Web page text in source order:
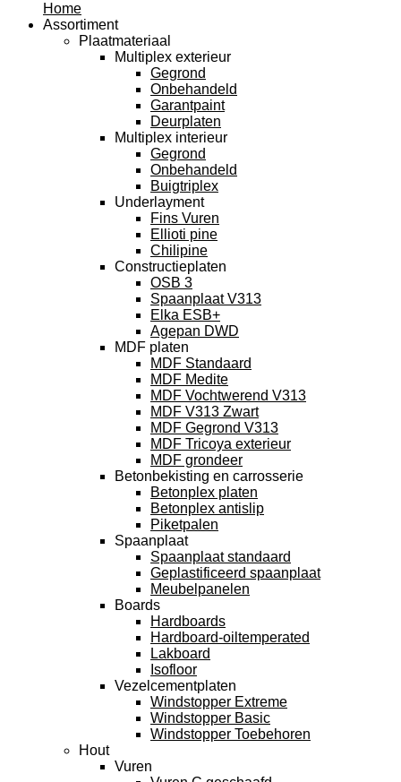
Home
Assortiment
Plaatmateriaal
Multiplex exterieur
Gegrond
Onbehandeld
Garantpaint
Deurplaten
Multiplex interieur
Gegrond
Onbehandeld
Buigtriplex
Underlayment
Fins Vuren
Ellioti pine
Chilipine
Constructieplaten
OSB 3
Spaanplaat V313
Elka ESB+
Agepan DWD
MDF platen
MDF Standaard
MDF Medite
MDF Vochtwerend V313
MDF V313 Zwart
MDF Gegrond V313
MDF Tricoya exterieur
MDF grondeer
Betonbekisting en carrosserie
Betonplex platen
Betonplex antislip
Piketpalen
Spaanplaat
Spaanplaat standaard
Geplastificeerd spaanplaat
Meubelpanelen
Boards
Hardboards
Hardboard-oiltemperated
Lakboard
Isofloor
Vezelcementplaten
Windstopper Extreme
Windstopper Basic
Windstopper Toebehoren
Hout
Vuren